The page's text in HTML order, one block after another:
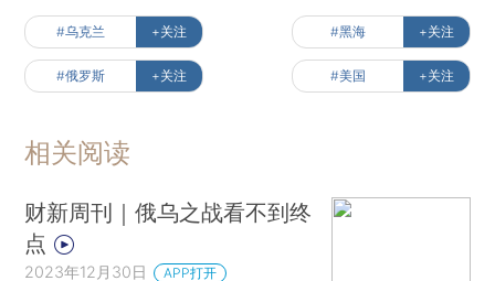
#乌克兰 +关注 #黑海 +关注
#俄罗斯 +关注 #美国 +关注
相关阅读
财新周刊｜俄乌之战看不到终
点
2023年12月30日 APP打开